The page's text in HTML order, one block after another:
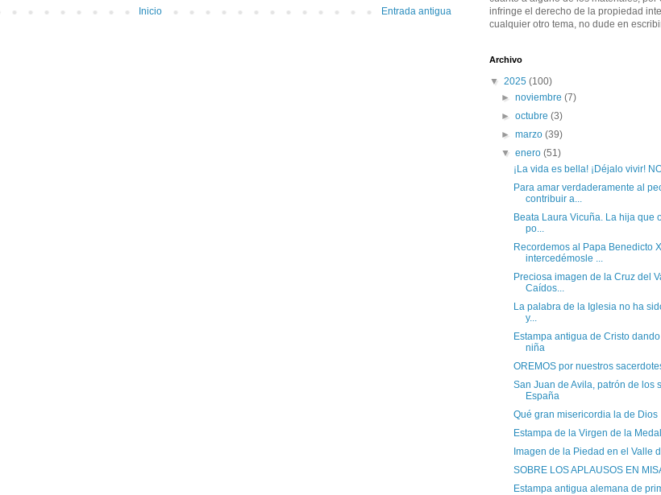
Entrada antigua
Inicio
infringe el derecho de la propiedad
cualquier otro tema, no dude en
Archivo
▼ 2025 (100)
►noviembre(7)
►octubre(3)
►marzo(39)
▼enero(51)
¡La vida es bella! ¡Déjalo vivir!
Para amar verdaderamente al
contribuir a...
Beata Laura Vicuña. La hija que
po...
Recordemos al Papa Benedicto
intercedémosle ...
Preciosa imagen de la Cruz del
Caídos...
La palabra de la Iglesia no ha
y...
Estampa antigua de Cristo
niña
OREMOS por nuestros
San Juan de Avila, patrón de los
España
Qué gran misericordia la de Dios
Estampa de la Virgen de la
Imagen de la Piedad en el Valle
SOBRE LOS APLAUSOS EN
Estampa antigua alemana de